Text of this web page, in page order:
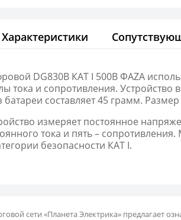
Характеристики
DG830B КАТ I 500В ФАZА
тока и сопротивления.
батареи составляет 45 грамм.
измеряет постоянное
тока и пять –
безопасности КАТ I.
сети «Планета Электрика» предлагает